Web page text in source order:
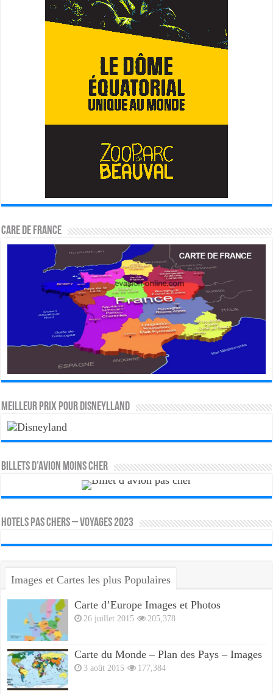
CARE DE FRANCE
MEILLEUR PRIX POUR DISNEYLLAND
Billets d’avion moins cher
HOTELS PAS CHERS – VOYAGES 2023
Images et Cartes les plus Populaires
Carte d’Europe Images et Photos
26 juillet 2015 205,378
Carte du Monde – Plan des Pays – Images
3 août 2015 177,384